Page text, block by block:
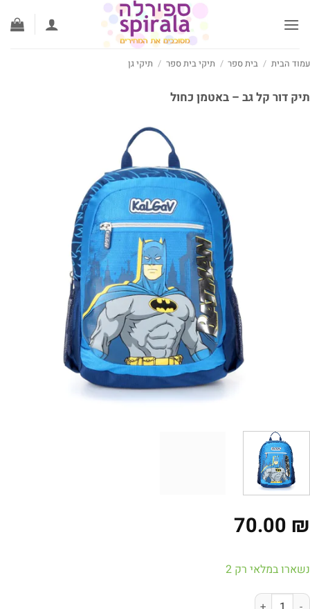
הבית / בית ספר / תיקי בית ספר / תיקי גן
דור קל גב – באטמן כחול
70.00
במלאי רק 2
של תיק דור קל גב – באטמן כחול